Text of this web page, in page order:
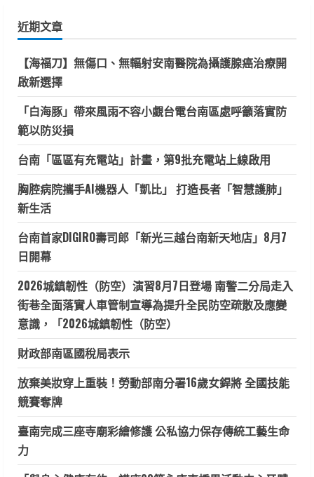
字:
近期文章
【海福刀】無傷口、無輻射安南醫院為攝護腺癌治療開
啟新選擇
「白海豚」帶來風雨不容小覷台電台南區處呼籲落實防
範以防災損
台南「區區有充電站」計畫，第9批充電站上線啟用
胸腔病院攜手AI機器人「凱比」 打造長者「智慧護肺」
新生活
台南首家DIGIRO壽司郎「新光三越台南新天地店」8月7
日開幕
2026城鎮韌性（防空）演習8月7日登場 南警二分局走入
街巷全面落實人車管制宣導為提升全民防空疏散及應變
意識，「2026城鎮韌性（防空）
財政部南區國稅局表示
放棄美妝穿上重裝！勞動部南分署16歲女銲將 全國技能
競賽奪牌
臺南完成三座寺廟彩繪修護 公私協力保存傳統工藝生命
力